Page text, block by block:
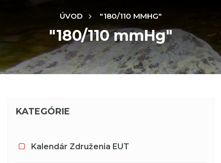
ÚVOD "180/110 MMHG"
"180/110 mmHg"
KATEGÓRIE
Kalendár Združenia EUT